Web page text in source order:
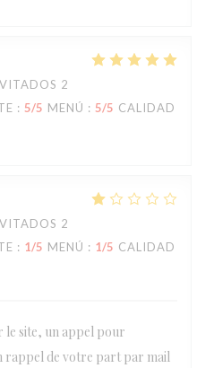
2
: 5/5 MENÚ : 5/5 CALIDAD
2
: 1/5 MENÚ : 1/5 CALIDAD
le site, un appel pour
rappel de votre part par mail